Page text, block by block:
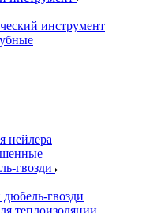
инструмент
нейлера
гвозди
гвозди
теплоизоляции